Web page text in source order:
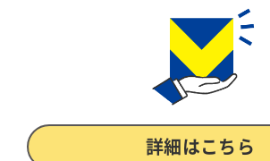
詳細はこちら